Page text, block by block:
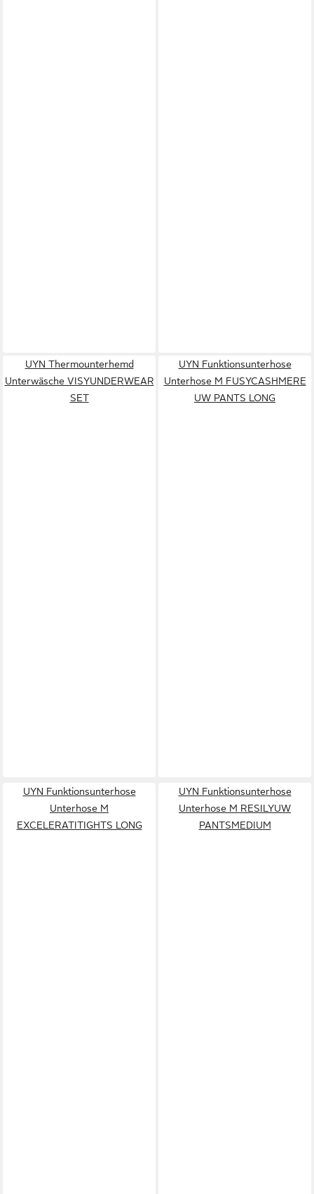
UYN Thermounterhemd
Unterwäsche VISYUNDERWEAR
SET
UYN Funktionsunterhose
Unterhose M FUSYCASHMERE
UW PANTS LONG
UYN Funktionsunterhose
Unterhose M
EXCELERATITIGHTS LONG
UYN Funktionsunterhose
Unterhose M RESILYUW
PANTSMEDIUM